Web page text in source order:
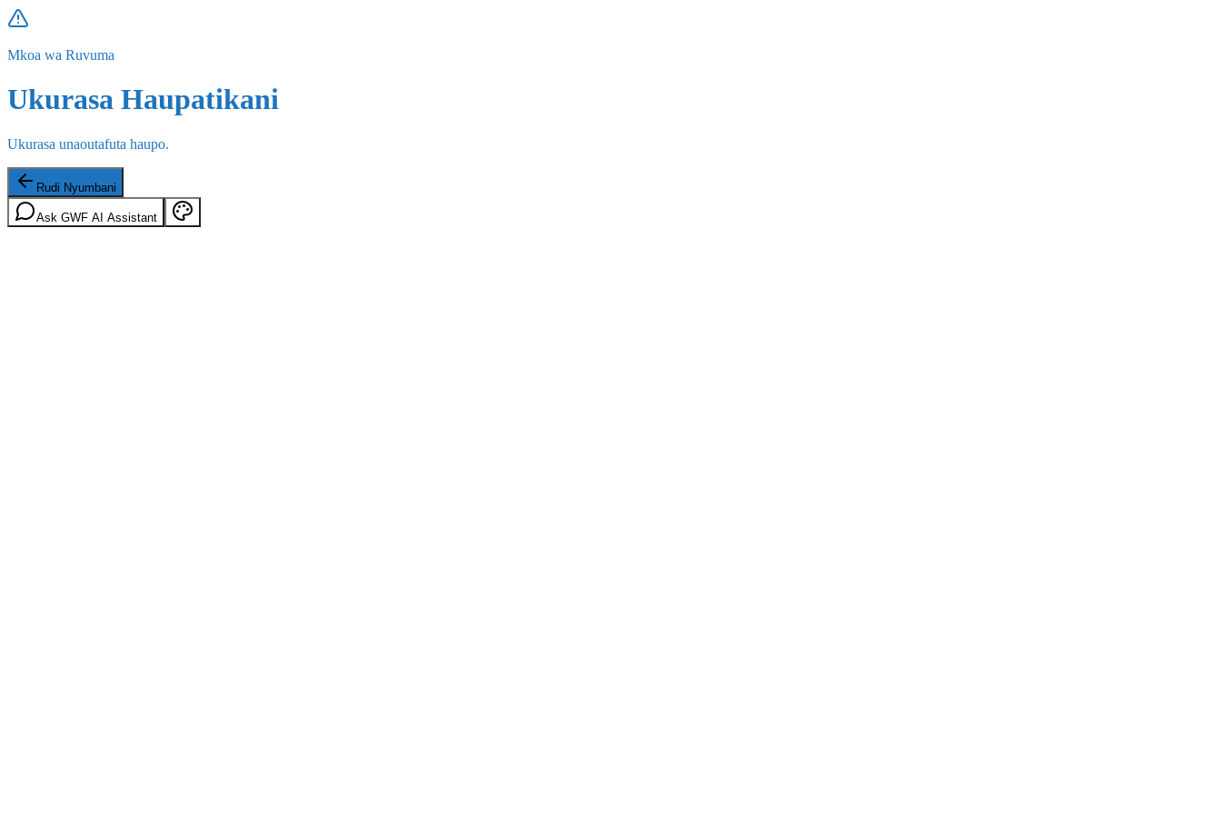
Mkoa wa Ruvuma
Ukurasa Haupatikani
Ukurasa unaoutafuta haupo.
Rudi Nyumbani
Ask GWF AI Assistant